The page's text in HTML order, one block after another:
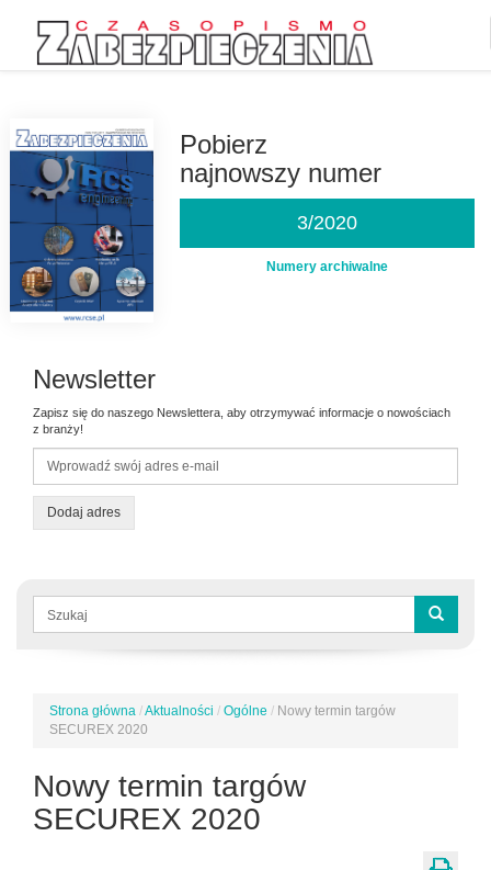
Pobierz
najnowszy numer
3/2020
Numery archiwalne
Newsletter
Zapisz się do naszego Newslettera, aby otrzymywać informacje o nowościach
z branży!
Dodaj adres
Formularz
wyszukiwania
Jesteś
tutaj
Strona główna /Aktualności / Ogólne / Nowy termin targów
SECUREX 2020
Nowy termin targów
SECUREX 2020